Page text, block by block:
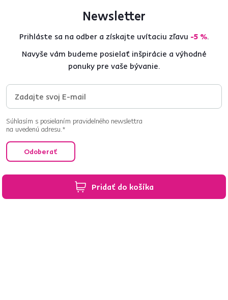
Pridať do košíka
Newsletter
Prihláste sa na odber a získajte uvítaciu zľavu -5 %.
Navyše vám budeme posielať inšpirácie a výhodné
ponuky pre vaše bývanie.
Súhlasím s posielaním pravidelného newslettra
na uvedenú adresu.*
Odoberať
Chcete o všetkom vedieť ako prvý? Nastavte si doručovanie našich
e‑mailov tak, aby vám nič neušlo. Návod nájdete tu